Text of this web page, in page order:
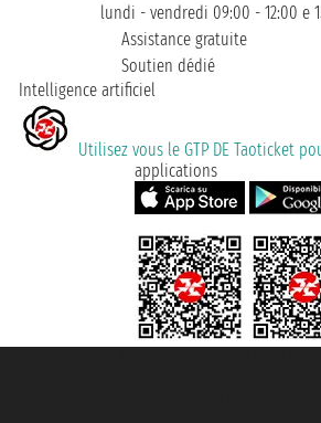
lundi - vendredi 09:00 - 12:00 e
Assistance gratuite
Soutien dédié
Intelligence artificiel
Utilisez vous le GTP DE Taoticket
applications